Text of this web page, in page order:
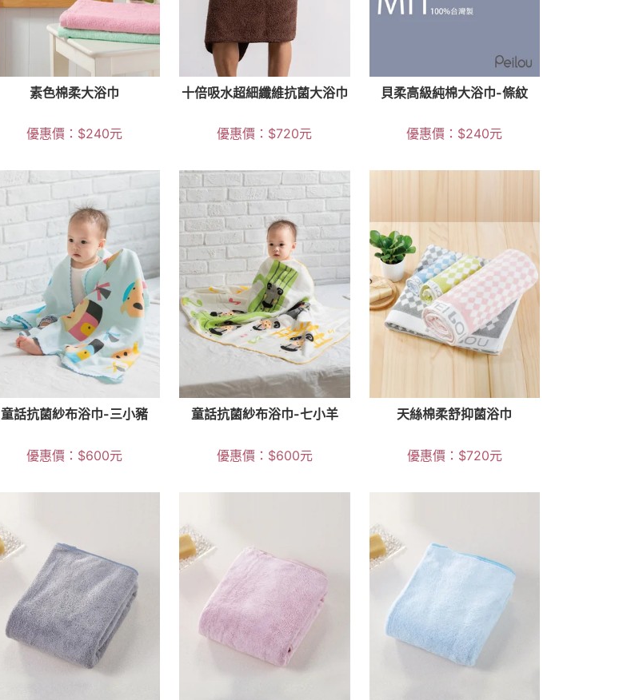
素色棉柔大浴巾
優惠價： $240元
十倍吸水超細纖維抗菌大浴巾
優惠價： $720元
貝柔高級純棉大浴巾-條紋
優惠價： $240元
童話抗菌紗布浴巾-三小豬
優惠價： $600元
童話抗菌紗布浴巾-七小羊
優惠價： $600元
天絲棉柔舒抑菌浴巾
優惠價： $720元